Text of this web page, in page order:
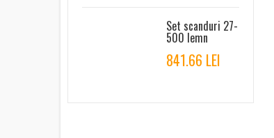
Set scanduri 27-
500 lemn
841.66 LEI